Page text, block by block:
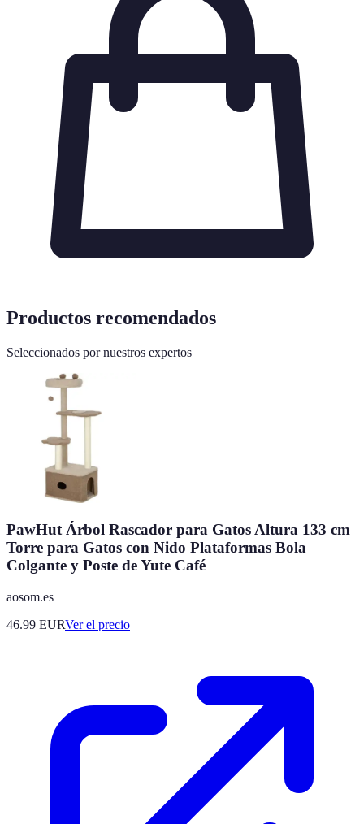
Productos recomendados
Seleccionados por nuestros expertos
PawHut Árbol Rascador para Gatos Altura 133 cm
Torre para Gatos con Nido Plataformas Bola
Colgante y Poste de Yute Café
aosom.es
46.99 EURVer el precio